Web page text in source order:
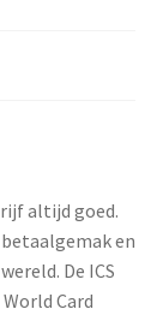
altijd goed.
en
De ICS
Card